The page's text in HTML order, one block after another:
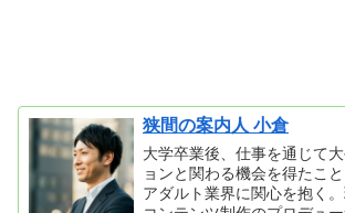
狭間の案内人 小倉
大学卒業後、仕事を通じて
ョンと関わる機会を得たこと
アダルト業界に関心を抱く